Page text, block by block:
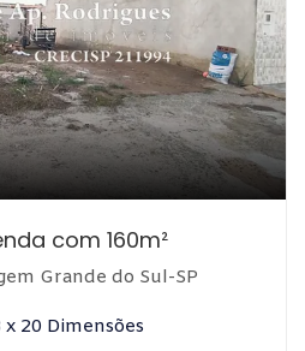
com 160m²
Grande do Sul-SP
x 20 Dimensões